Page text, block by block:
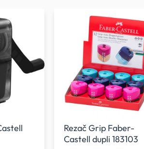
Rezač Grip Faber-
Castell dupli 183103